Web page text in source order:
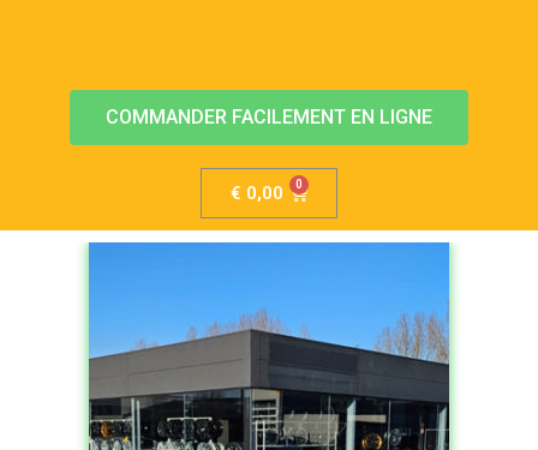
COMMANDER FACILEMENT EN LIGNE
€ 0,00